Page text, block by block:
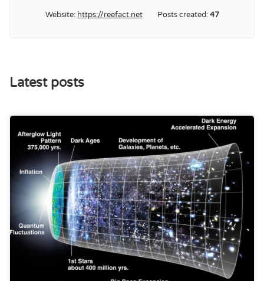
Website: https://reefact.net Posts created:47
Latest posts